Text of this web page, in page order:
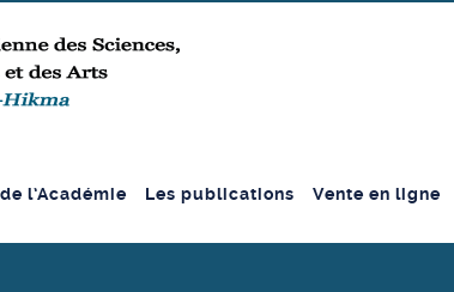
l’Académie Les publications Vente en ligne